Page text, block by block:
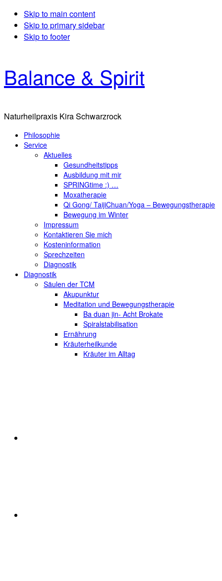
Skip to main content
Skip to primary sidebar
Skip to footer
Balance & Spirit
Naturheilpraxis Kira Schwarzrock
Philosophie
Service
Aktuelles
Gesundheitstipps
Ausbildung mit mir
SPRINGtime :) …
Moxatherapie
Qi Gong/ TaijiChuan/Yoga – Bewegungstherapie
Bewegung im Winter
Impressum
Kontaktieren Sie mich
Kosteninformation
Sprechzeiten
Diagnostik
Diagnostik
Säulen der TCM
Akupunktur
Meditation und Bewegungstherapie
Ba duan jin- Acht Brokate
Spiralstabilisation
Ernährung
Kräuterheilkunde
Kräuter im Alltag